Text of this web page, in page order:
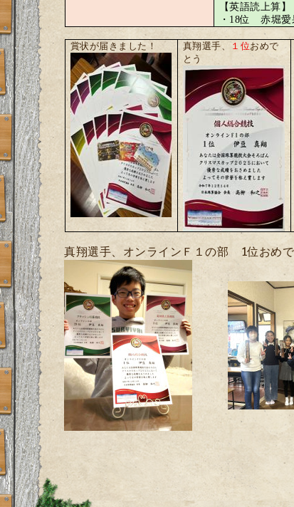
【英語読上算】
・ 18位 赤堀愛
賞状が届きました！ 真翔選手、 １位おめで
とう
真翔選手、オンラインＦ１の部 1位おめで